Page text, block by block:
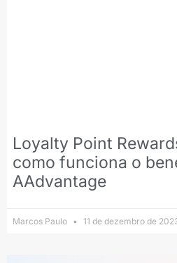
Loyalty Point
como funciona o
AAdvantage
Marcos Paulo 11 de dezembro de